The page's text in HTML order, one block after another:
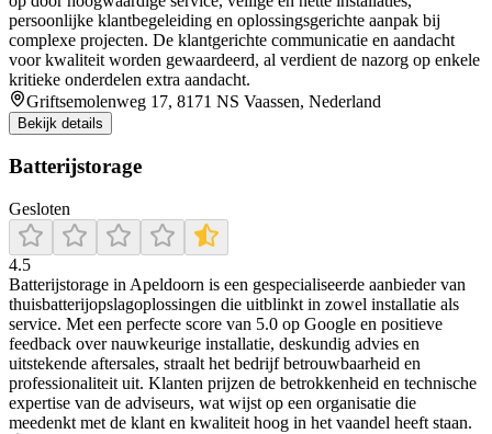
persoonlijke klantbegeleiding en oplossingsgerichte aanpak bij
complexe projecten. De klantgerichte communicatie en aandacht
voor kwaliteit worden gewaardeerd, al verdient de nazorg op enkele
kritieke onderdelen extra aandacht.
Griftsemolenweg 17, 8171 NS Vaassen, Nederland
Bekijk details
Batterijstorage
Gesloten
4.5
Batterijstorage in Apeldoorn is een gespecialiseerde aanbieder van
thuisbatterijopslagoplossingen die uitblinkt in zowel installatie als
service. Met een perfecte score van 5.0 op Google en positieve
feedback over nauwkeurige installatie, deskundig advies en
uitstekende aftersales, straalt het bedrijf betrouwbaarheid en
professionaliteit uit. Klanten prijzen de betrokkenheid en technische
expertise van de adviseurs, wat wijst op een organisatie die
meedenkt met de klant en kwaliteit hoog in het vaandel heeft staan.